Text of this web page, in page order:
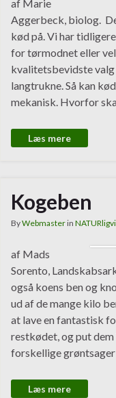
af Marie
Aggerbeck, biolog.
kød på. Vi har
for tørmodnet eller
kvalitetsbevidste valg
langtrukne. Så kan
mekanisk. Hvorfor
Læs mere
Kogeben
ByWebmaster in
af Mads
Sorento,
også koens ben og
ud af de mange kilo
at lave en fantastisk
restkødet, og put dem
forskellige grøntsager
Læs mere